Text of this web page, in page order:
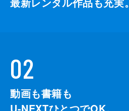
02
動画も書籍も